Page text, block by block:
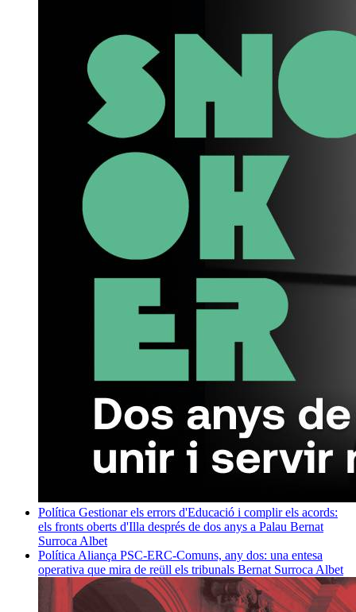
Política Gestionar els errors d'Educació i complir els acords:
els fronts oberts d'Illa després de dos anys a Palau Bernat
Surroca Albet
Política Aliança PSC-ERC-Comuns, any dos: una entesa
operativa que mira de reüll els tribunals Bernat Surroca Albet